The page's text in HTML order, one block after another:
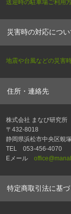
送迎時の駐車場ご利用
災害時の対応につい
地震や台風などの災害
住所・連絡先
株式会社 まなび研究所
〒432-8018
静岡県浜松市中央区蜆
TEL 053-456-4070
Eメール
特定商取引法に基